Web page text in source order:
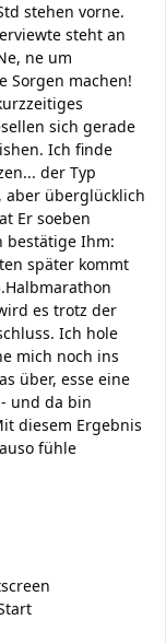
stehen vorne.
steht an
ne um
Sorgen machen!
sich gerade
Ich finde
der Typ
aber überglücklich
Er soeben
bestätige Ihm:
später kommt
es trotz der
Ich hole
mich noch ins
über, esse eine
und da bin
diesem Ergebnis
fühle